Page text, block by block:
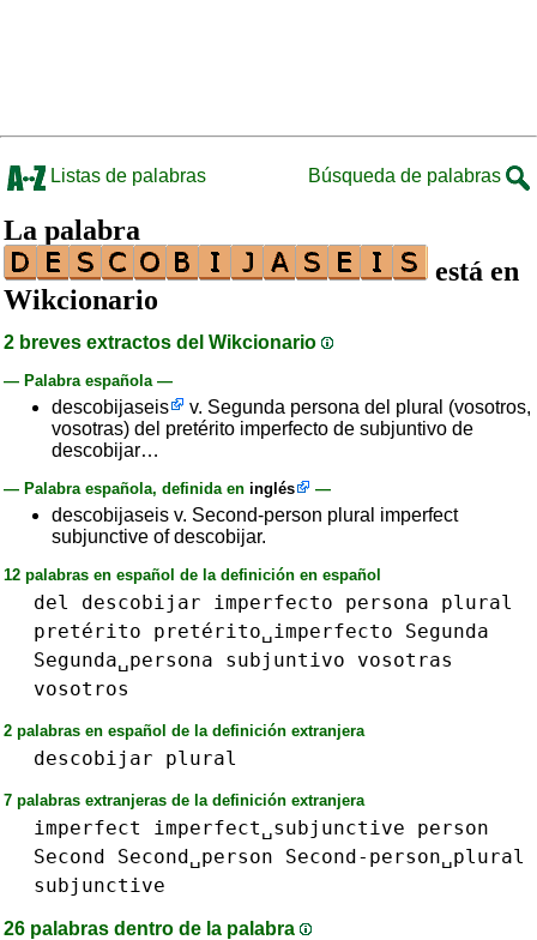
Listas de palabras Búsqueda de palabras
La palabra
está en
Wikcionario
2 breves extractos del Wikcionario
— Palabra española —
descobijaseis
v. Segunda persona del plural (vosotros,
vosotras) del pretérito imperfecto de subjuntivo de
descobijar…
— Palabra española, definida en inglés —
descobijaseis v. Second-person plural imperfect
subjunctive of descobijar.
12 palabras en español de la definición en español
del descobijar imperfecto persona
plural
pretérito
pretérito␣imperfecto
Segunda
Segunda␣persona
subjuntivo
vosotras
vosotros
2 palabras en español de la definición extranjera
descobijar plural
7 palabras extranjeras de la definición extranjera
imperfect imperfect␣subjunctive
person
Second
Second␣person
Second-person␣plural
subjunctive
26 palabras dentro de la palabra